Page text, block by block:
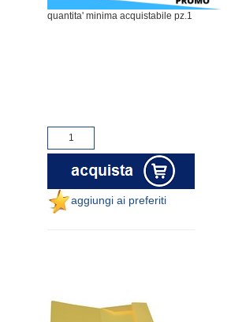
quantita' minima acquistabile pz.1
aggiungi ai preferiti